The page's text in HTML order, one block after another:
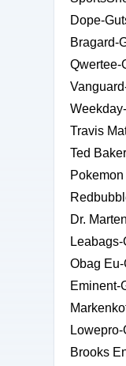
Dope-
Bragard-
Qwertee-
Travis
Ted
Dr.
Obag
Eminent-
Brooks